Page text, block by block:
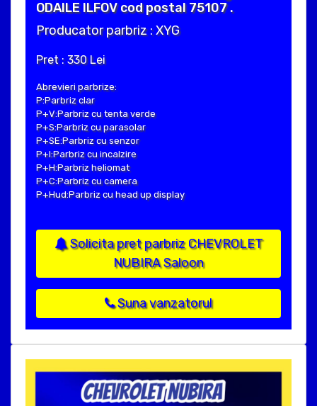
ODAILE ILFOV cod postal 75107 .
Producator parbriz : XYG
Pret : 330 Lei
Abrevieri parbrize:
P:Parbriz clar
P+V:Parbriz cu tenta verde
P+S:Parbriz cu parasolar
P+SE:Parbriz cu senzor
P+I:Parbriz cu incalzire
P+H:Parbriz heliomat
P+C:Parbriz cu camera
P+Hud:Parbriz cu head up display
Solicita pret parbriz CHEVROLET
NUBIRA Saloon
Suna vanzatorul